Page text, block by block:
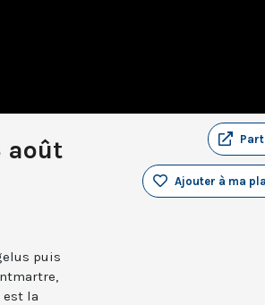
août
Ajouter à ma
puis
est la